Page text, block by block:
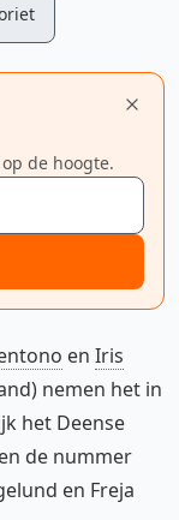
de hoogte.
en Iris
nemen het in
het Deense
de nummer
en Freja